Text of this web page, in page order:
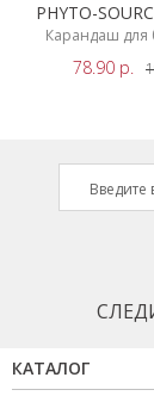
PHYTO-
Карандаш для
78.90 р.
КАТАЛОГ